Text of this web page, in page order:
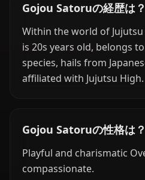
Gojou Satoruの経歴は？
Within the world of
is 20s years old, belongs
species, hails from
affiliated with Jujutsu High.
Gojou Satoruの性格は？
Playful and charismatic
compassionate.